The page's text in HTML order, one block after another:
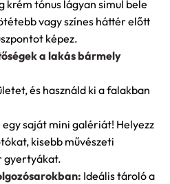
krém tónus lágyan simul bele
vagy színes háttér előtt
képez.
a lakás bármely
és használd ki a falakban
egy saját mini galériát! Helyezz
kisebb művészeti
gyertyákat.
Ideális tároló a